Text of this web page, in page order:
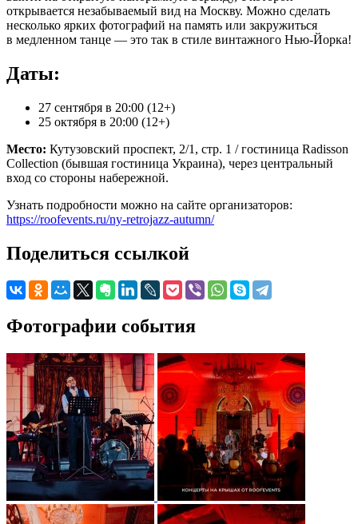
открывается незабываемый вид на Москву. Можно сделать
несколько ярких фотографий на память или закружиться
в медленном танце — это так в стиле винтажного Нью-Йорка!
Даты:
27 сентября в 20:00 (12+)
25 октября в 20:00 (12+)
Место: Кутузовский проспект, 2/1, стр. 1 / гостиница Radisson
Collection (бывшая гостиница Украина), через центральный
вход со стороны набережной.
Узнать подробности можно на сайте организаторов:
https://roofevents.ru/ny-retrojazz-autumn/
Поделиться ссылкой
Фотографии события